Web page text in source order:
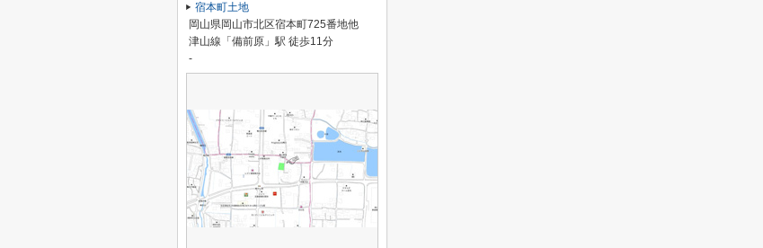
宿本町土地
岡山県岡山市北区宿本町725番地他
津山線「備前原」駅 徒歩11分
-